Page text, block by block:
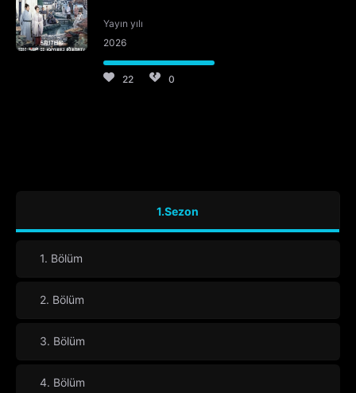
Yayın yılı
2026
22 0
1.Sezon
1. Bölüm
2. Bölüm
3. Bölüm
4. Bölüm